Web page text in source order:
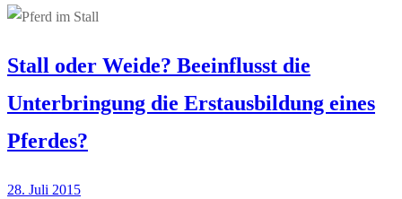
Stall oder Weide? Beeinflusst die
Unterbringung die Erstausbildung eines
Pferdes?
28. Juli 2015